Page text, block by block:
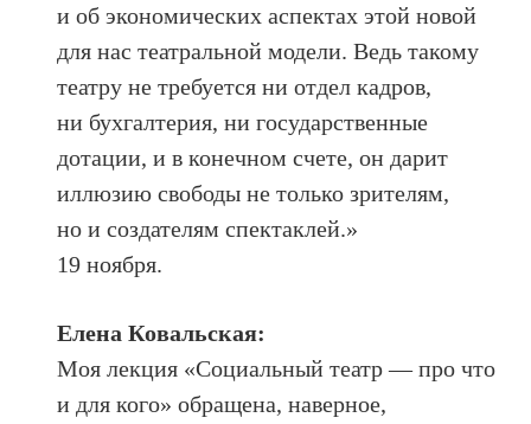
и об экономических аспектах этой новой
для нас театральной модели. Ведь такому
театру не требуется ни отдел кадров,
ни бухгалтерия, ни государственные
дотации, и в конечном счете, он дарит
иллюзию свободы не только зрителям,
но и создателям спектаклей.»
19 ноября.
Елена Ковальская:
Моя лекция «Социальный театр — про что
и для кого» обращена, наверное,